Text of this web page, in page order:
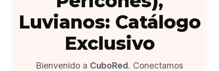
Luvianos: Catálogo
Exclusivo
Bienvenido a CuboRed. Conectamos